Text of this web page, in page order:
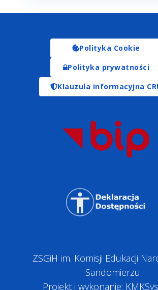
Polityka Cookie
Polityka prywatności
Klauzula informacyjna